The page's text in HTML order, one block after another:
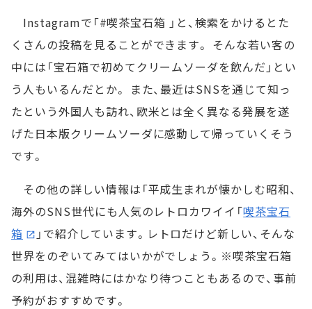
Instagramで「#喫茶宝石箱 」と、検索をかけるとた
くさんの投稿を見ることができます。 そんな若い客の
中には「宝石箱で初めてクリームソーダを飲んだ」とい
う人もいるんだとか。 また、最近はSNSを通じて知っ
たという外国人も訪れ、欧米とは全く異なる発展を遂
げた日本版クリームソーダに感動して帰っていくそう
です。
その他の詳しい情報は「平成生まれが懐かしむ昭和、
海外のSNS世代にも人気のレトロカワイイ「喫茶宝石
箱
」で紹介しています。レトロだけど新しい、そんな
世界をのぞいてみてはいかがでしょう。※喫茶宝石箱
の利用は、混雑時にはかなり待つこともあるので、事前
予約がおすすめです。